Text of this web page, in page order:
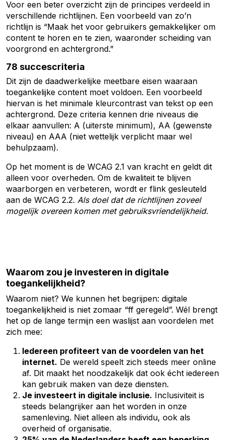
Voor een beter overzicht zijn de principes verdeeld in
verschillende richtlijnen. Een voorbeeld van zo’n
richtlijn is “Maak het voor gebruikers gemakkelijker om
content te horen en te zien, waaronder scheiding van
voorgrond en achtergrond.”
78 succescriteria
Dit zijn de daadwerkelijke meetbare eisen waaraan
toegankelijke content moet voldoen. Een voorbeeld
hiervan is het minimale kleurcontrast van tekst op een
achtergrond. Deze criteria kennen drie niveaus die
elkaar aanvullen: A (uiterste minimum), AA (gewenste
niveau) en AAA (niet wettelijk verplicht maar wel
behulpzaam).
Op het moment is de WCAG 2.1 van kracht en geldt dit
alleen voor overheden. Om de kwaliteit te blijven
waarborgen en verbeteren, wordt er flink gesleuteld
aan de WCAG 2.2. Als doel dat de richtlijnen zoveel
mogelijk overeen komen met gebruiksvriendelijkheid.
Waarom zou je investeren in digitale
toegankelijkheid?
Waarom niet? We kunnen het begrijpen: digitale
toegankelijkheid is niet zomaar “ff geregeld”. Wél brengt
het op de lange termijn een waslijst aan voordelen met
zich mee:
Iedereen profiteert van de voordelen van het
internet. De wereld speelt zich steeds meer online
af. Dit maakt het noodzakelijk dat ook écht iedereen
kan gebruik maken van deze diensten.
Je investeert in digitale inclusie. Inclusiviteit is
steeds belangrijker aan het worden in onze
samenleving. Niet alleen als individu, ook als
overheid of organisatie.